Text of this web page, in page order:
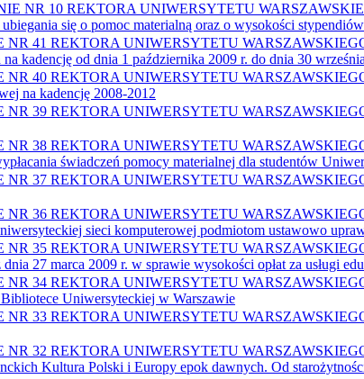
NR 10 REKTORA UNIWERSYTETU
się o pomoc materialną oraz o wysokości
41 REKTORA UNIWERSYTETU WARSZAWSKIEGO
kadencję od dnia 1 października 2009 r. do dnia 30
40 REKTORA UNIWERSYTETU WARSZAWSKIEGO
na kadencję 2008-2012
39 REKTORA UNIWERSYTETU WARSZAWSKIEGO
38 REKTORA UNIWERSYTETU WARSZAWSKIEGO
świadczeń pomocy materialnej dla studentów
37 REKTORA UNIWERSYTETU WARSZAWSKIEGO
36 REKTORA UNIWERSYTETU WARSZAWSKIEGO
sieci komputerowej podmiotom ustawowo
35 REKTORA UNIWERSYTETU WARSZAWSKIEGO
dnia 27 marca 2009 r. w sprawie wysokości opłat za usługi
34 REKTORA UNIWERSYTETU WARSZAWSKIEGO
Uniwersyteckiej w Warszawie
33 REKTORA UNIWERSYTETU WARSZAWSKIEGO
32 REKTORA UNIWERSYTETU WARSZAWSKIEGO
Kultura Polski i Europy epok dawnych. Od